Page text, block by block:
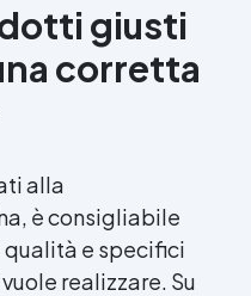
giusti
corretta
alla
è consigliabile
e specifici
realizzare. Su